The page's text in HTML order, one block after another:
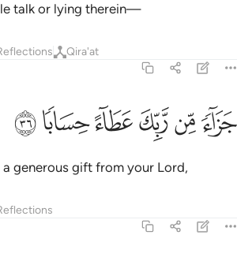
talk or lying therein—
Qira'at
جزاء من ربك عطاء حسابا ٣٦
جَزَآءًۭ مِّن رَّبِّكَ عَطَآءً حِسَابًۭا ٣٦
ﱕﱖﱗﱘﱙﱚ
a generous gift from your Lord,